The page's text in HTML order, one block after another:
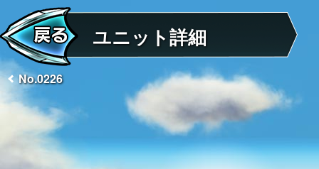
ユニット詳細
No.0226